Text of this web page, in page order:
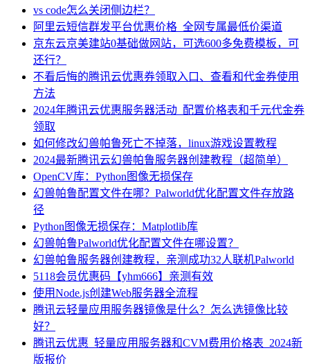
vs code怎么关闭侧边栏？
阿里云短信群发平台优惠价格_全网专属最低价渠道
京东云京美建站0基础做网站，可选600多免费模板，可
还行？
不看后悔的腾讯云优惠券领取入口、查看和代金券使用
方法
2024年腾讯云优惠服务器活动_配置价格表和千元代金券
领取
如何修改幻兽帕鲁死亡不掉落，linux游戏设置教程
2024最新腾讯云幻兽帕鲁服务器创建教程（超简单）
OpenCV库：Python图像无损保存
幻兽帕鲁配置文件在哪？Palworld优化配置文件存放路
径
Python图像无损保存：Matplotlib库
幻兽帕鲁Palworld优化配置文件在哪设置？
幻兽帕鲁服务器创建教程，亲测成功32人联机Palworld
5118会员优惠码【yhm666】亲测有效
使用Node.js创建Web服务器全流程
腾讯云轻量应用服务器镜像是什么？怎么选镜像比较
好？
腾讯云优惠_轻量应用服务器和CVM费用价格表_2024新
版报价